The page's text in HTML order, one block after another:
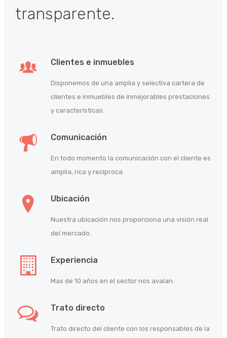
transparente.
Clientes e inmuebles
Disponemos de una amplia y selectiva cartera de
clientes e inmuebles de inmejorables prestaciones
y características.
Comunicación
En todo momento la comunicación con el cliente es
amplia, rica y reciproca.
Ubicación
Nuestra ubicación nos proporciona una visión real
del mercado.
Experiencia
Mas de 10 años en el sector nos avalan.
Trato directo
Trato directo del cliente con los responsables de la